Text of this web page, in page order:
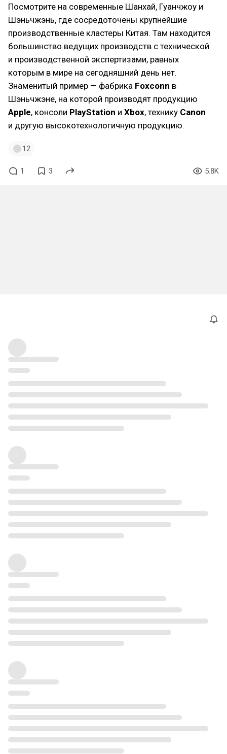
Посмотрите на современные Шанхай, Гуанчжоу и
Шэньчжэнь, где сосредоточены крупнейшие
производственные кластеры Китая. Там находится
большинство ведущих производств с технической
и производственной экспертизами, равных
которым в мире на сегодняшний день нет.
Знаменитый пример — фабрика Foxconn в
Шэньчжэне, на которой производят продукцию
Apple, консоли PlayStation и Xbox, технику Canon
и другую высокотехнологичную продукцию.
12
1 3 5.8K